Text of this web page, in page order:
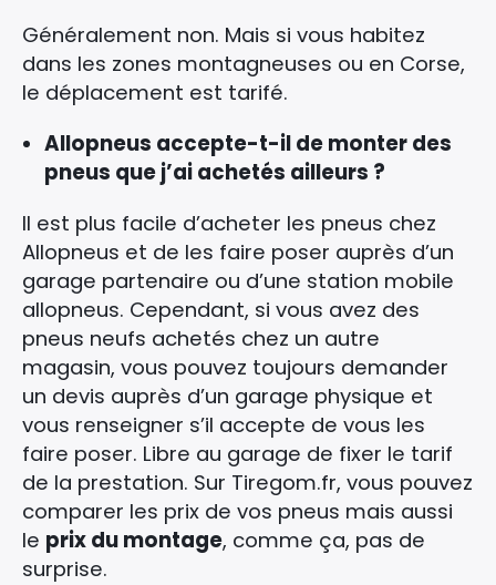
Généralement non. Mais si vous habitez
dans les zones montagneuses ou en Corse,
le déplacement est tarifé.
Allopneus accepte-t-il de monter des
pneus que j’ai achetés ailleurs ?
Il est plus facile d’acheter les pneus chez
Allopneus et de les faire poser auprès d’un
garage partenaire ou d’une station mobile
allopneus. Cependant, si vous avez des
pneus neufs achetés chez un autre
magasin, vous pouvez toujours demander
un devis auprès d’un garage physique et
vous renseigner s’il accepte de vous les
faire poser. Libre au garage de fixer le tarif
de la prestation. Sur Tiregom.fr, vous pouvez
comparer les prix de vos pneus mais aussi
le prix du montage, comme ça, pas de
surprise.